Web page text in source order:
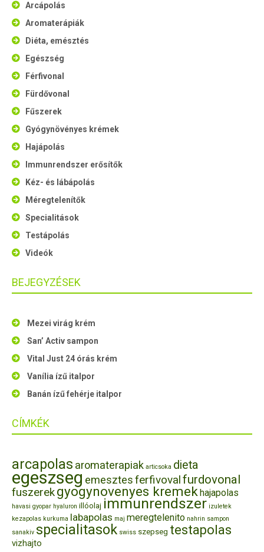
Arcápolás
Aromaterápiák
Diéta, emésztés
Egészség
Férfivonal
Fürdővonal
Fűszerek
Gyógynövényes krémek
Hajápolás
Immunrendszer erősítők
Kéz- és lábápolás
Méregtelenítők
Specialitások
Testápolás
Videók
BEJEGYZÉSEK
Mezei virág krém
San’ Activ sampon
Vital Just 24 órás krém
Vanília ízű italpor
Banán ízű fehérje italpor
CÍMKÉK
arcapolas aromaterapiak articsoka dieta
egeszseg emesztesferfivovalfurdovonal
fuszerekgyogynovenyes kremek hajapolas
havasi gyopar hyaluron illóolaj immunrendszer izuletek
kezapolas kurkuma labapolas maj meregtelenito nahrin sampon
sanakiv specialitasok swiss szepseg testapolas
vizhajto